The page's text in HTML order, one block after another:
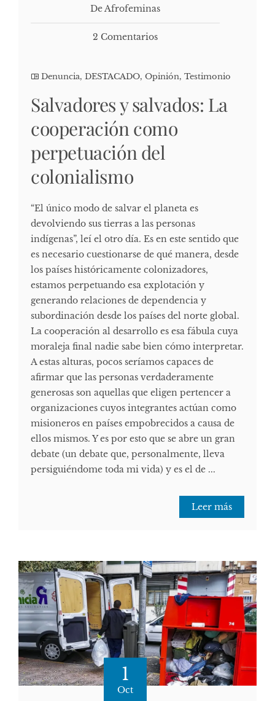
De Afrofeminas
2 Comentarios
Denuncia, DESTACADO, Opinión, Testimonio
Salvadores y salvados: La
cooperación como
perpetuación del
colonialismo
“El único modo de salvar el planeta es
devolviendo sus tierras a las personas
indígenas”, leí el otro día. Es en este sentido que
es necesario cuestionarse de qué manera, desde
los países históricamente colonizadores,
estamos perpetuando esa explotación y
generando relaciones de dependencia y
subordinación desde los países del norte global.
La cooperación al desarrollo es esa fábula cuya
moraleja final nadie sabe bien cómo interpretar.
A estas alturas, pocos seríamos capaces de
afirmar que las personas verdaderamente
generosas son aquellas que eligen pertencer a
organizaciones cuyos integrantes actúan como
misioneros en países empobrecidos a causa de
ellos mismos. Y es por esto que se abre un gran
debate (un debate que, personalmente, lleva
persiguiéndome toda mi vida) y es el de ...
Leer más
1
Oct